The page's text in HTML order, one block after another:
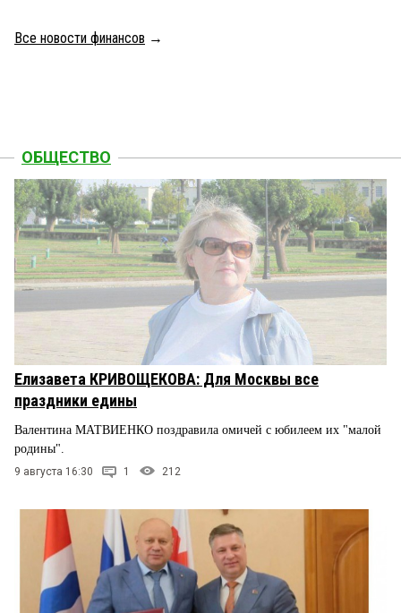
Все новости финансов →
ОБЩЕСТВО
Елизавета КРИВОЩЕКОВА: Для Москвы все
праздники едины
Валентина МАТВИЕНКО поздравила омичей с юбилеем их "малой
родины".
9 августа 16:30 1 212